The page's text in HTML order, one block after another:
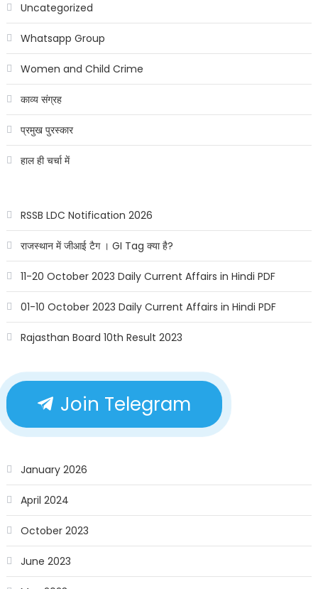
Uncategorized
Whatsapp Group
Women and Child Crime
काव्य संग्रह
प्रमुख पुरस्कार
हाल ही चर्चा में
RSSB LDC Notification 2026
राजस्थान में जीआई टैग । GI Tag क्या है?
11-20 October 2023 Daily Current Affairs in Hindi PDF
01-10 October 2023 Daily Current Affairs in Hindi PDF
Rajasthan Board 10th Result 2023
Join Telegram
January 2026
April 2024
October 2023
June 2023